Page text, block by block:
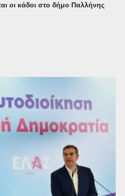
οι κάδοι στο δήμο Παλλήνης